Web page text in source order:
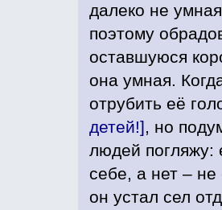
далеко не
поэтому
оставшуюся
она умная.
отрубить её
детей!], но
людей погляжу:
себе, а нет –
он устал сел